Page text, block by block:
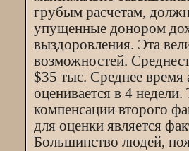
грубым расчетам,
упущенные донором
выздоровления. Эта
возможностей.
$35 тыс. Среднее время
оценивается в 4
компенсации второго
для оценки является
Большинство людей,